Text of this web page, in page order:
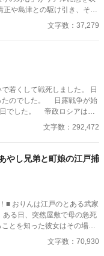
正や島津との駆け引き、そし
国から徳川家康との決戦な
載予定です。
文字数：37,279
若くして戦死しました。 日
たのでした。 日露戦争が始
でした。 帝政ロシアは清
領下に置き、さらに朝鮮半
いました。 日本はこれに対
ア軍の旅順艦隊の殲滅を目指
ーロッパに配備していたバ
準備を開始したのです。 深
れた強力な砲台のため日本
艦隊攻撃を要請したのでし
し上げます。 また、この
お役に立てれば幸いです。
文字数：292,472
やし兄弟と町娘の江戸捕
武家
る日、突然屋敷で母の急死
とを知った彼女はその場か
奉行所で同心として働く有
文字数：70,930